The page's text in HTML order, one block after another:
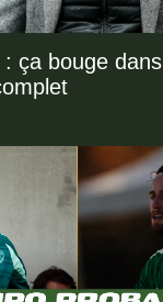
ça bouge